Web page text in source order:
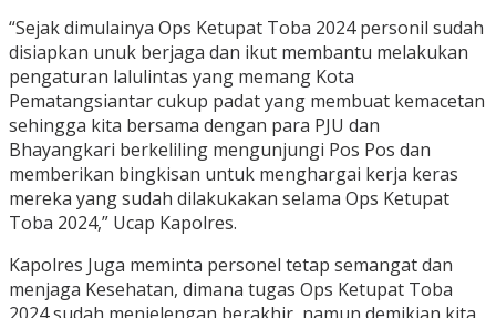
“Sejak dimulainya Ops Ketupat Toba 2024 personil sudah
disiapkan unuk berjaga dan ikut membantu melakukan
pengaturan lalulintas yang memang Kota
Pematangsiantar cukup padat yang membuat kemacetan
sehingga kita bersama dengan para PJU dan
Bhayangkari berkeliling mengunjungi Pos Pos dan
memberikan bingkisan untuk menghargai kerja keras
mereka yang sudah dilakukakan selama Ops Ketupat
Toba 2024,” Ucap Kapolres.
Kapolres Juga meminta personel tetap semangat dan
menjaga Kesehatan, dimana tugas Ops Ketupat Toba